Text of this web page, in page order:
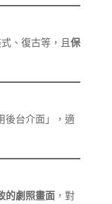
、復古等，且保
後台介面」，適
的劇照畫面，對